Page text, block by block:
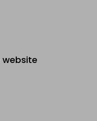
website